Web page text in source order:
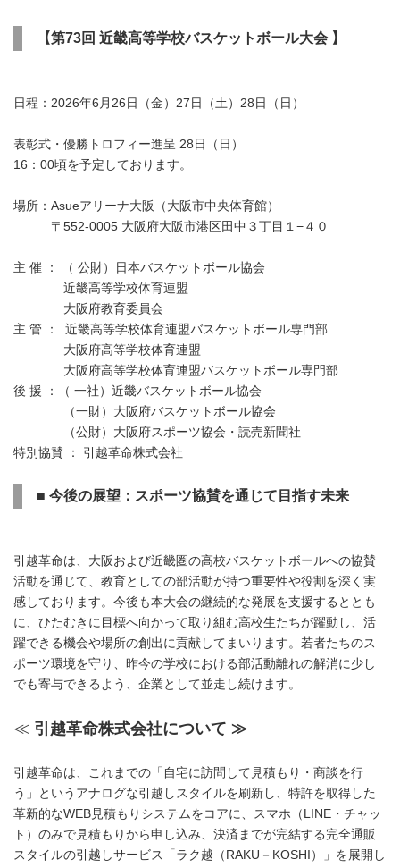
【第73回 近畿高等学校バスケットボール大会 】
日程：2026年6月26日（金）27日（土）28日（日）
表彰式・優勝トロフィー進呈 28日（日）
16：00頃を予定しております。
場所：Asueアリーナ大阪（大阪市中央体育館）
〒552-0005 大阪府大阪市港区田中３丁目１−４０
主 催 ： （ 公財）日本バスケットボール協会
近畿高等学校体育連盟
大阪府教育委員会
主 管 ： 近畿高等学校体育連盟バスケットボール専門部
大阪府高等学校体育連盟
大阪府高等学校体育連盟バスケットボール専門部
後 援 ：（ 一社）近畿バスケットボール協会
（一財）大阪府バスケットボール協会
（公財）大阪府スポーツ協会・読売新聞社
特別協賛 ： 引越革命株式会社
■ 今後の展望：スポーツ協賛を通じて目指す未来
引越革命は、大阪および近畿圏の高校バスケットボールへの協賛
活動を通じて、教育としての部活動が持つ重要性や役割を深く実
感しております。今後も本大会の継続的な発展を支援するととも
に、ひたむきに目標へ向かって取り組む高校生たちが躍動し、活
躍できる機会や場所の創出に貢献してまいります。若者たちのス
ポーツ環境を守り、昨今の学校における部活動離れの解消に少し
でも寄与できるよう、企業として並走し続けます。
≪ 引越革命株式会社について ≫
引越革命は、これまでの「自宅に訪問して見積もり・商談を行
う」というアナログな引越しスタイルを刷新し、特許を取得した
革新的なWEB見積もりシステムをコアに、スマホ（LINE・チャッ
ト）のみで見積もりから申し込み、決済までが完結する完全通販
スタイルの引越しサービス「ラク越（RAKU－KOSHI）」を展開し